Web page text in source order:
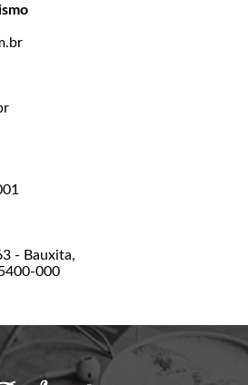
- Bauxita,
000